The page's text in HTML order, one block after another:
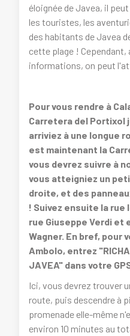
éloignée de Javea, il
les touristes, les
des habitants de Javea
cette plage ! Cependant,
informations, on peut
Pour vous rendre à
Carretera del Portixol
arriviez à une longue
est maintenant la
vous devrez suivre à
vous atteigniez un
droite, et des
! Suivez ensuite la rue
rue Giuseppe Verdi et
Wagner. En bref, pour
Ambolo, entrez
JAVEA" dans votre
Ici, vous devrez trouver
route, puis descendre à
promenade elle-même
environ 10 minutes au